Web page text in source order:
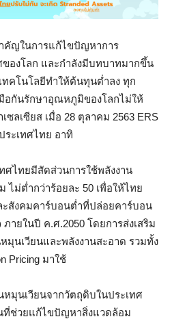
คัญในการแก้ไขปัญหาการ
องโลก และกำลังมีบทบาทมากขึ้น
ทคโนโลยีทำให้ต้นทุนต่ำลง ทุก
อกันรักษาอุณหภูมิของโลกไม่ให้
ซลเซียส เมื่อ 28 ตุลาคม 2563 ERS
ระเทศไทย อาทิ
ไทยมีสัดส่วนการใช้พลังงาน
ไม่ต่ำกว่าร้อยละ 50 เพื่อให้ไทย
ะสังคมคาร์บอนต่ำที่ปล่อยคาร์บอน
ภายในปี ค.ศ.2050 โดยการส่งเสริม
มุนเวียนและพลังงานสะอาด รวมทั้ง
Pricing มาใช้
มุนเวียนจากวัตถุดิบในประเทศ
ที่ช่วยแก้ไขปัญหาสิ่งแวดล้อม